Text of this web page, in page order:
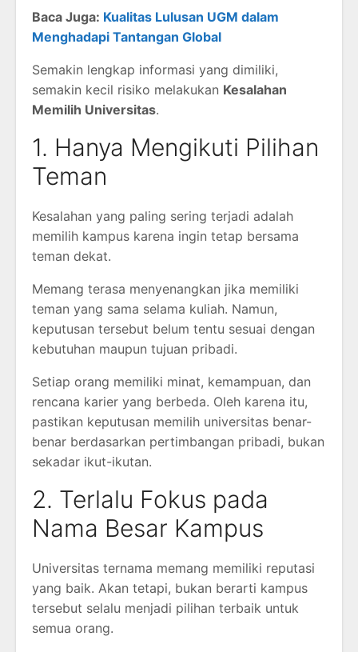
Baca Juga: Kualitas Lulusan UGM dalam
Menghadapi Tantangan Global
Semakin lengkap informasi yang dimiliki,
semakin kecil risiko melakukan Kesalahan
Memilih Universitas.
1. Hanya Mengikuti Pilihan
Teman
Kesalahan yang paling sering terjadi adalah
memilih kampus karena ingin tetap bersama
teman dekat.
Memang terasa menyenangkan jika memiliki
teman yang sama selama kuliah. Namun,
keputusan tersebut belum tentu sesuai dengan
kebutuhan maupun tujuan pribadi.
Setiap orang memiliki minat, kemampuan, dan
rencana karier yang berbeda. Oleh karena itu,
pastikan keputusan memilih universitas benar-
benar berdasarkan pertimbangan pribadi, bukan
sekadar ikut-ikutan.
2. Terlalu Fokus pada
Nama Besar Kampus
Universitas ternama memang memiliki reputasi
yang baik. Akan tetapi, bukan berarti kampus
tersebut selalu menjadi pilihan terbaik untuk
semua orang.